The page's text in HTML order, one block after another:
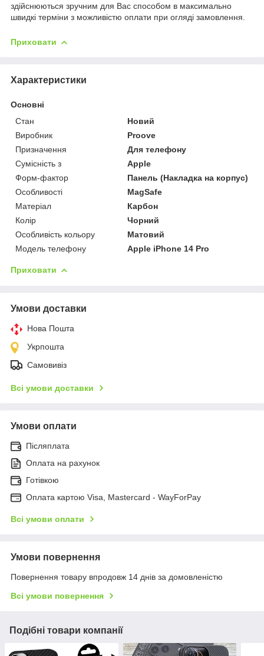
здійснюються зручним для Вас способом в максимально
швидкі терміни з можливістю оплати при огляді замовлення.
Приховати
Характеристики
Основні
Стан
Новий
Виробник
Proove
Призначення
Для телефону
Сумісність з
Apple
Форм-фактор
Панель (Накладка на корпус)
Особливості
MagSafe
Матеріал
Карбон
Колір
Чорний
Особливість кольору
Матовий
Модель телефону
Apple iPhone 14 Pro
Приховати
Умови доставки
Нова Пошта
Укрпошта
Самовивіз
Всі умови доставки
Умови оплати
Післяплата
Оплата на рахунок
Готівкою
Оплата картою Visa, Mastercard - WayForPay
Всі умови оплати
Умови повернення
Повернення товару впродовж 14 днів за домовленістю
Всі умови повернення
Подібні товари компанії